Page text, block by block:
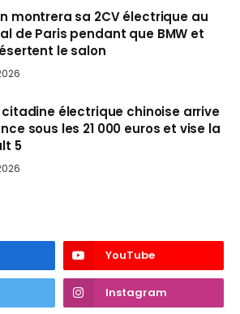
montrera sa 2CV électrique au
de Paris pendant que BMW et
le salon
électrique chinoise arrive
sous les 21 000 euros et vise la
5
YouTube
Instagram